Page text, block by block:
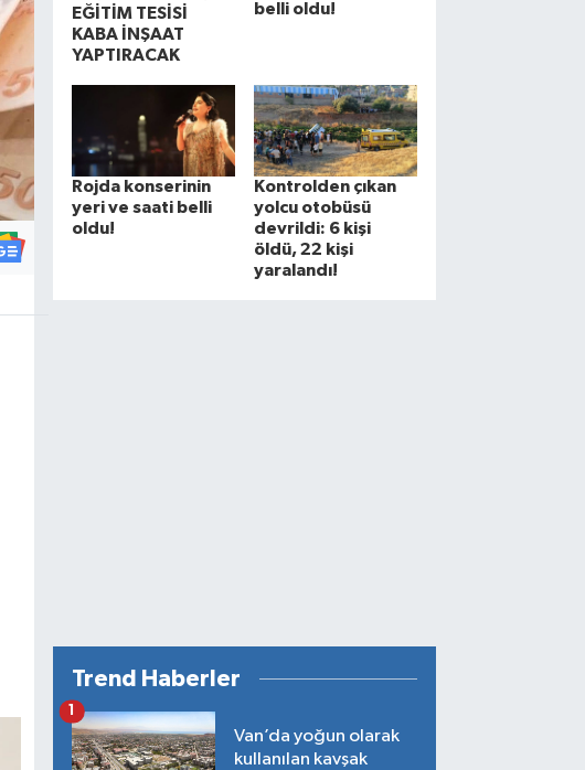
EĞİTİM TESİSİ
KABA İNŞAAT
YAPTIRACAK
belli oldu!
Rojda konserinin
yeri ve saati belli
oldu!
Kontrolden çıkan
yolcu otobüsü
devrildi: 6 kişi
öldü, 22 kişi
yaralandı!
Trend Haberler
Van’da yoğun olarak
kullanılan kavşak
1